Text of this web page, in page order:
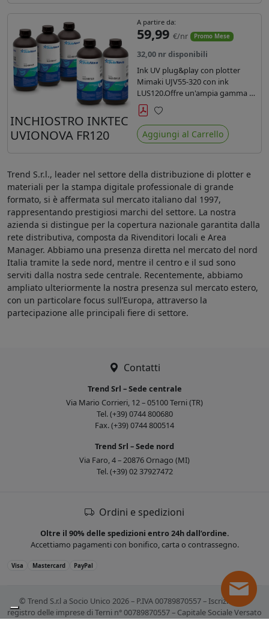
INCHIOSTRO INKTEC
UVIONOVA FR120
A partire da:
59,99 €/nr Promo Mese
32,00 nr disponibili
Ink UV plug&play con plotter
Mimaki UJV55-320 con ink
LUS120.Offre un'ampia gamma di
colori,una maggiore densità e un
minore ingiallimento rispetto agli
ink Mimaki LUS-120
Preferiti
Aggiungi al Carrello
Trend S.r.l., leader nel settore della distribuzione di plotter e
materiali per la stampa digitale professionale di grande
formato, si è affermata sul mercato italiano dal 1997,
rappresentando prestigiosi marchi del settore. La nostra
azienda si distingue per la copertura nazionale garantita dalla
rete distributiva, composta da Rivenditori locali e Area
Manager. Abbiamo una presenza diretta nel mercato del nord
Italia tramite la sede nord, mentre il centro e il sud sono
serviti dalla nostra sede centrale. Recentemente, abbiamo
ampliato ulteriormente la nostra presenza sul mercato estero,
con un particolare focus sull’Europa, attraverso la
partecipazione alle principali fiere di settore.
Contatti
Trend Srl – Sede centrale
Via Mario Corrieri, 12 – 05100 Terni (TR)
Tel. (+39) 0744 800680
Fax. (+39) 0744 800514
Trend Srl – Sede nord
Via Faro, 4 – 20876 Ornago (MI)
Tel. (+39) 02 37927472
Ordini e spedizioni
Oltre il 90% delle spedizioni entro 24h dall’ordine.
Accettiamo pagamenti con bonifico, carta o contrassegno.
Visa Mastercard PayPal
© Trend S.r.l a Socio Unico 2026 – P.IVA 00789870557 – Iscrizione al
registro delle imprese di Terni n° 00789870557 – Capitale Sociale Versato